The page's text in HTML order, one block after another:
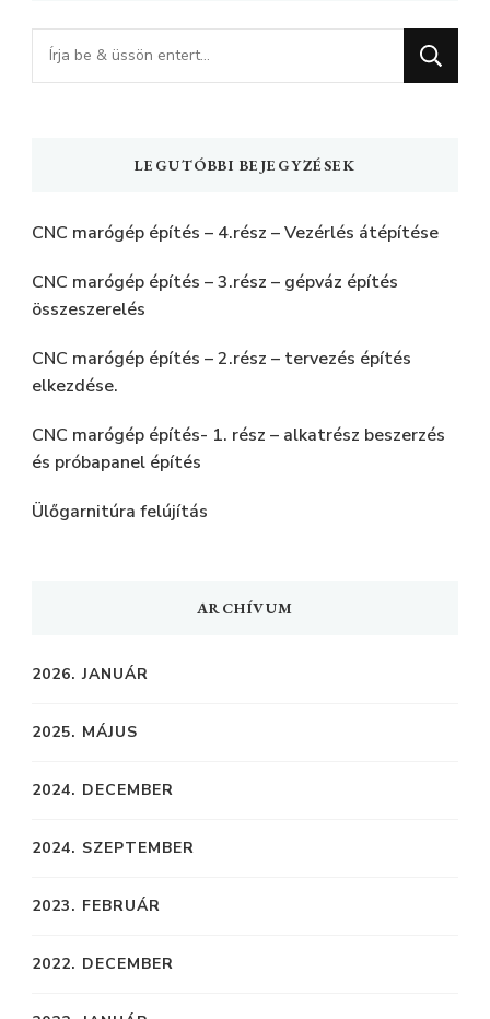
Keres
valamit?
LEGUTÓBBI BEJEGYZÉSEK
CNC marógép építés – 4.rész – Vezérlés átépítése
CNC marógép építés – 3.rész – gépváz építés
összeszerelés
CNC marógép építés – 2.rész – tervezés építés
elkezdése.
CNC marógép építés- 1. rész – alkatrész beszerzés
és próbapanel építés
Ülőgarnitúra felújítás
ARCHÍVUM
2026. JANUÁR
2025. MÁJUS
2024. DECEMBER
2024. SZEPTEMBER
2023. FEBRUÁR
2022. DECEMBER